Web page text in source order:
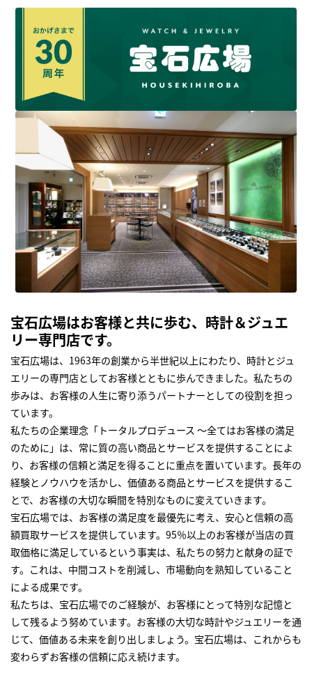
宝石広場はお客様と共に歩む、時計＆ジュエ
リー専門店です。
宝石広場は、1963年の創業から半世紀以上にわたり、時計とジュ
エリーの専門店としてお客様とともに歩んできました。私たちの
歩みは、お客様の人生に寄り添うパートナーとしての役割を担っ
ています。
私たちの企業理念「トータルプロデュース ～全てはお客様の満足
のために」は、常に質の高い商品とサービスを提供することによ
り、お客様の信頼と満足を得ることに重点を置いています。長年の
経験とノウハウを活かし、価値ある商品とサービスを提供するこ
とで、お客様の大切な瞬間を特別なものに変えていきます。
宝石広場では、お客様の満足度を最優先に考え、安心と信頼の高
額買取サービスを提供しています。95％以上のお客様が当店の買
取価格に満足しているという事実は、私たちの努力と献身の証で
す。これは、中間コストを削減し、市場動向を熟知していること
による成果です。
私たちは、宝石広場でのご経験が、お客様にとって特別な記憶と
して残るよう努めています。お客様の大切な時計やジュエリーを通
じて、価値ある未来を創り出しましょう。宝石広場は、これからも
変わらずお客様の信頼に応え続けます。